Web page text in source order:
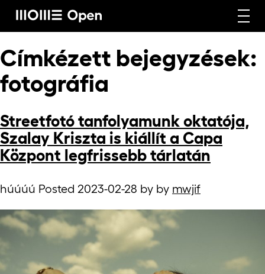
Rólunk
Vállalati képzéseink
Hírek
Címkézett bejegyzések:
fotográfia
Streetfotó tanfolyamunk oktatója,
Szalay Kriszta is kiállít a Capa
Központ legfrissebb tárlatán
húúúú Posted 2023-02-28 by by mwjif